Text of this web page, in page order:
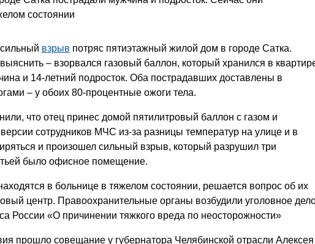
взрыв потряс пятиэтажный жилой дом в городе Сатка.
– взорвался газовый баллон, который хранился в
и 14-летний подросток. Оба пострадавших доставлены в
– у обоих 80-процентные ожоги тела.
что отец принес домой пятилитровый баллон с газом и
сотрудников МЧС из-за разницы температур на улице и в
и произошел сильный взрыв, который разрушил три
было офисное помещение.
в больнице в тяжелом состоянии, решается вопрос об их
центр. Правоохранительные органы возбудили уголовное
России «О причинении тяжкого вреда по неосторожности»
прошло совещание у губернатора Челябинской отрасли Алексея